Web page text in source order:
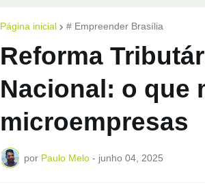
Página inicial # Empreender Brasília
Reforma
Nacional: o que
microempresas
por Paulo Melo - junho 04, 2025